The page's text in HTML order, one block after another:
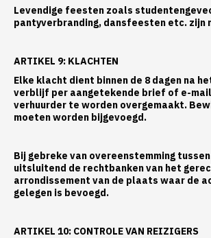
Levendige feesten zoals
pantyverbranding, dansfeesten etc. zijn
ARTIKEL 9: KLACHTEN
Elke klacht dient binnen de 8 dagen na
verblijf per aangetekende brief of e-mail
verhuurder te worden overgemaakt.
moeten worden bijgevoegd.
Bij gebreke van overeenstemming
uitsluitend de rechtbanken van het
arrondissement van de plaats waar de
gelegen is bevoegd.
ARTIKEL 10: CONTROLE VAN REIZIGERS